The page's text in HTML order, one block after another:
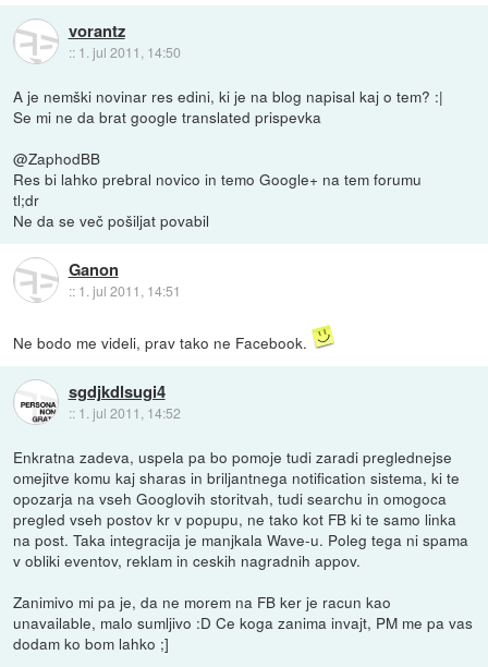
vorantz
:: 1. jul 2011, 14:50
A je nemški novinar res edini, ki je na blog napisal kaj o tem? :|
Se mi ne da brat google translated prispevka
@ZaphodBB
Res bi lahko prebral novico in temo Google+ na tem forumu
tl;dr
Ne da se več pošiljat povabil
Ganon
:: 1. jul 2011, 14:51
Ne bodo me videli, prav tako ne Facebook.
sgdjkdlsugi4
:: 1. jul 2011, 14:52
Enkratna zadeva, uspela pa bo pomoje tudi zaradi preglednejse
omejitve komu kaj sharas in briljantnega notification sistema, ki te
opozarja na vseh Googlovih storitvah, tudi searchu in omogoca
pregled vseh postov kr v popupu, ne tako kot FB ki te samo linka
na post. Taka integracija je manjkala Wave-u. Poleg tega ni spama
v obliki eventov, reklam in ceskih nagradnih appov.
Zanimivo mi pa je, da ne morem na FB ker je racun kao
unavailable, malo sumljivo :D Ce koga zanima invajt, PM me pa vas
dodam ko bom lahko ;]